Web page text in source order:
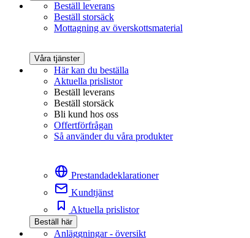
Beställ leverans
Beställ storsäck
Mottagning av överskottsmaterial
Våra tjänster
Här kan du beställa
Aktuella prislistor
Beställ leverans
Beställ storsäck
Bli kund hos oss
Offertförfrågan
Så använder du våra produkter
Prestandadeklarationer
Kundtjänst
Aktuella prislistor
Beställ här
Anläggningar - översikt